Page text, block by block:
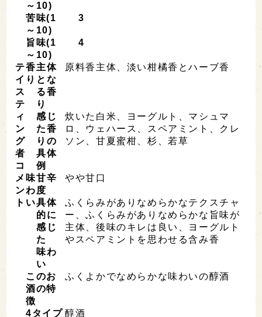
～10)
苦味(1
～10)
3
旨味(1
～10)
4
テ
イ
ス
テ
ィ
ン
グ
者
コ
メ
ン
ト
香
り
主体
とな
る香
り
原料香主体、淡い柑橘香とハーブ香
感じ
た香
りの
具体
例
炊いた白米、ヨーグルト、マシュマ
ロ、ウェハース、スペアミント、クレ
ソン、甘夏蜜柑、杉、若草
味
わ
い
甘辛
度
やや甘口
具体
的に
感じ
た
味わ
い
ふくらみがありなめらかなテクスチャ
ー、ふくらみがありなめらかな旨味が
主体、後味のキレは良い、ヨーグルト
やスペアミントを思わせる含み香
このお
酒の特
徴
ふくよかでなめらかな味わいの醇酒
4タイプ 醇酒